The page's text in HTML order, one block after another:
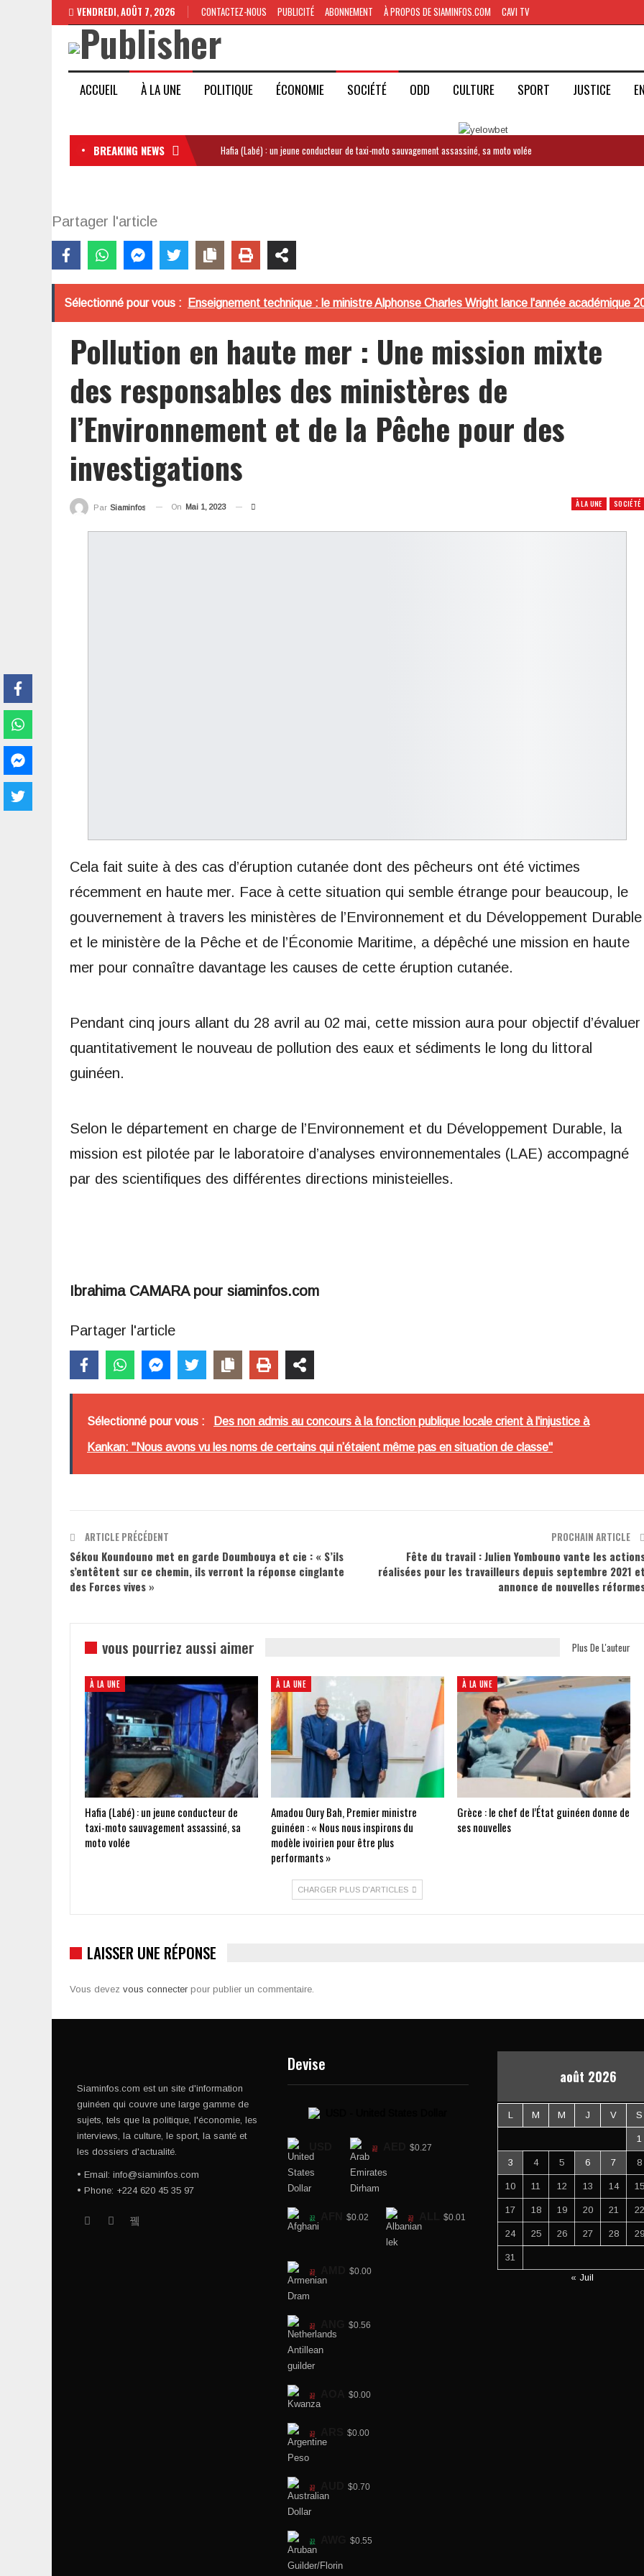
VENDREDI, AOÛT 7, 2026 CONTACTEZ-NOUS PUBLICITÉ ABONNEMENT À PROPOS DE SIAMINFOS.COM CAVI TV
ACCUEIL À LA UNE POLITIQUE ÉCONOMIE SOCIÉTÉ ODD CULTURE SPORT JUSTICE
BREAKING NEWS Hafia (Labé) : un jeune conducteur de taxi-moto sauvagement assassiné, sa moto volée
Partager l'article
Sélectionné pour vous : Enseignement technique : le ministre Alphonse Charles Wright lance l'année académique
Pollution en haute mer : Une mission mixte
des responsables des ministères de
l’Environnement et de la Pêche pour des
investigations
À LA UNE SOCIÉTÉ
Par Siaminfos On Mai 1, 2023
Cela fait suite à des cas d’éruption cutanée dont des pêcheurs ont été victimes
récemment en haute mer. Face à cette situation qui semble étrange pour beaucoup, le
gouvernement à travers les ministères de l’Environnement et du Développement Durable
et le ministère de la Pêche et de l’Économie Maritime, a dépêché une mission en haute
mer pour connaître davantage les causes de cette éruption cutanée.
Pendant cinq jours allant du 28 avril au 02 mai, cette mission aura pour objectif d’évaluer
quantitativement le nouveau de pollution des eaux et sédiments le long du littoral
guinéen.
Selon le département en charge de l’Environnement et du Développement Durable, la
mission est pilotée par le laboratoire d’analyses environnementales (LAE) accompagné
par des scientifiques des différentes directions ministeielles.
Ibrahima CAMARA pour siaminfos.com
Partager l'article
Sélectionné pour vous : Des non admis au concours à la fonction publique locale crient à l'injustice à
Kankan: "Nous avons vu les noms de certains qui n’étaient même pas en situation de classe"
ARTICLE PRÉCÉDENT
Sékou Koundouno met en garde Doumbouya et cie : « S’ils
s’entêtent sur ce chemin, ils verront la réponse cinglante
des Forces vives »
PROCHAIN ARTICLE
Fête du travail : Julien Yombouno vante les
réalisées pour les travailleurs depuis septembre 2021 et
annonce de nouvelles
vous pourriez aussi aimer Plus De L'auteur
À LA UNE
Hafia (Labé) : un jeune conducteur de
taxi-moto sauvagement assassiné, sa
moto volée
À LA UNE
Amadou Oury Bah, Premier ministre
guinéen : « Nous nous inspirons du
modèle ivoirien pour être plus
performants »
À LA UNE
Grèce : le chef de l’État guinéen donne de
ses nouvelles
CHARGER PLUS D'ARTICLES
LAISSER UNE RÉPONSE
Vous devez vous connecter pour publier un commentaire.
Siaminfos.com est un site d'information
guinéen qui couvre une large gamme de
sujets, tels que la politique, l'économie, les
interviews, la culture, le sport, la santé et
les dossiers d'actualité.
• Email: info@siaminfos.com
• Phone: +224 620 45 35 97
Devise
$0.27
$0.02 $0.01
$0.00
$0.56
$0.00
$0.00
$0.70
$0.55
août 2026
L M M J V S
1
3 4 5 6 7 8
10 11 12 13 14 15
17 18 19 20 21 22
24 25 26 27 28 29
31
« Juil